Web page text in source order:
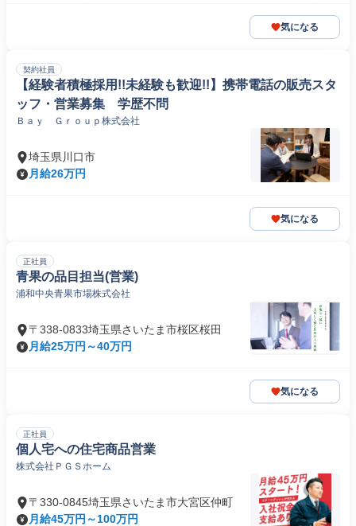
気になる
契約社員
【経験者積極採用!!未経験も歓迎!!】携帯電話の販売スタ
ッフ・営業募集 学歴不問
Ｂａｙ Ｇｒｏｕｐ株式会社
埼玉県川口市
月給26万円
気になる
正社員
青果の品目担当(営業)
浦和中央青果市場株式会社
〒338-0833埼玉県さいたま市桜区桜田
月給25万円～40万円
気になる
正社員
個人宅への住宅商品営業
株式会社ＰＧＳホーム
〒330-0845埼玉県さいたま市大宮区仲町
月給45万円～100万円